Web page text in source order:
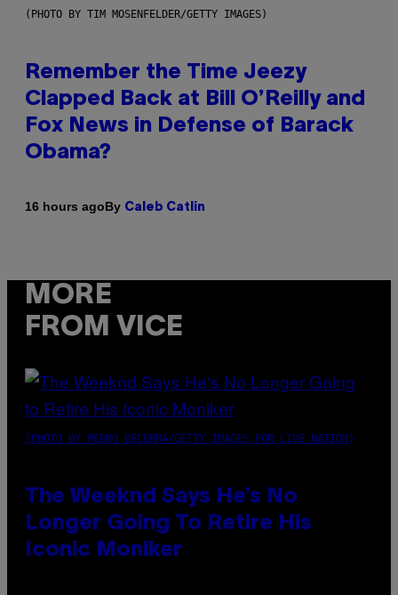
(PHOTO BY TIM MOSENFELDER/GETTY IMAGES)
Remember the Time Jeezy
Clapped Back at Bill O’Reilly and
Fox News in Defense of Barack
Obama?
16 hours agoBy Caleb Catlin
MORE
FROM VICE
(PHOTO BY PEDRO BECERRA/GETTY IMAGES FOR LIVE NATION)
The Weeknd Says He’s No
Longer Going To Retire His
Iconic Moniker